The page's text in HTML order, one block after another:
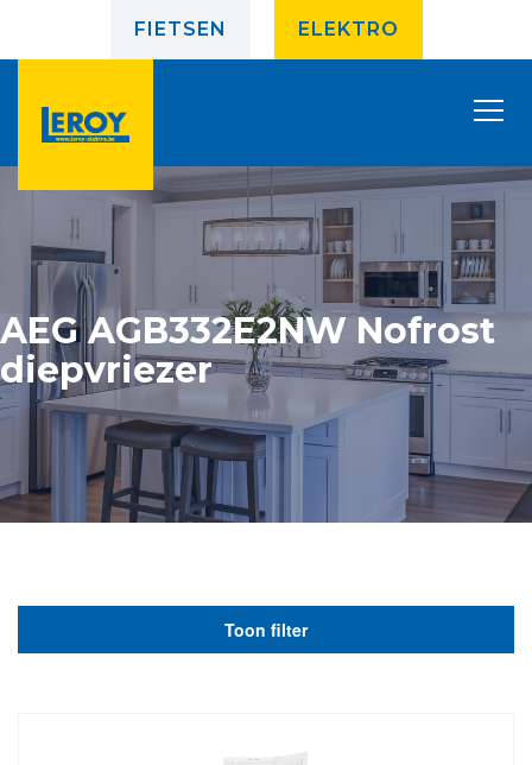
FIETSEN ELEKTRO
AEG AGB332E2NW Nofrost
diepvriezer
Toon filter